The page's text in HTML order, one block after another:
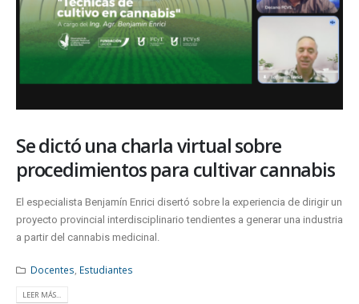
Se dictó una charla virtual sobre
procedimientos para cultivar cannabis
El especialista Benjamín Enrici disertó sobre la experiencia de dirigir un
proyecto provincial interdisciplinario tendientes a generar una industria
a partir del cannabis medicinal.
Docentes, Estudiantes
LEER MÁS...